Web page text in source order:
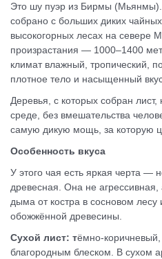
Это шу пуэр из Бирмы
собрано с больших диких
высокогорных лесах на севере
произрастания — 1000–1400
климат влажный, тропический,
плотное тело и насыщенный
Деревья, с которых собран лист,
среде, без вмешательства
самую дикую мощь, за которую
Особенность вкуса
У этого чая есть яркая черта —
древесная. Она не
дыма от костра в сосновом лесу
обожжённой древесины.
Сухой лист: тёмно-
благородным блеском. В сухом